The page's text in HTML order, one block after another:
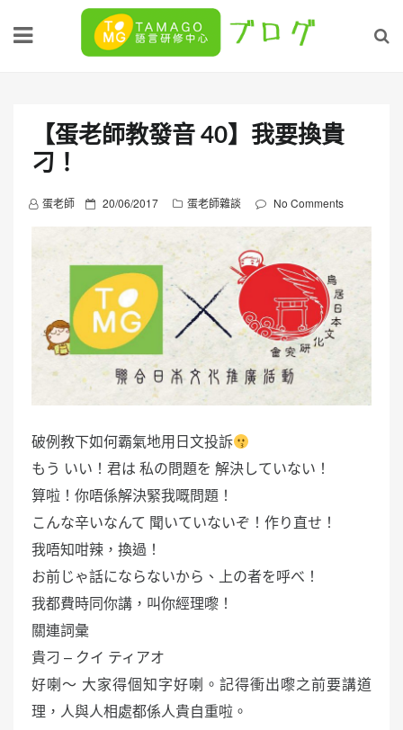
【蛋老師教發音 40】我要換貴
刁！
蛋老師
P
o
s
t
e
d
o
n
20/06/2017 蛋老師雜談 No Comments
破例教下如何霸氣地用日文投訴
もう いい！君は 私の問題を 解決していない！
算啦！你唔係解決緊我嘅問題！
こんな辛いなんて 聞いていないぞ！作り直せ！
我唔知咁辣，換過！
お前じゃ話にならないから、上の者を呼べ！
我都費時同你講，叫你經理嚟！
關連詞彙
貴刁 – クイ ティアオ
好喇～ 大家得個知字好喇。記得衝出嚟之前要講道
理，人與人相處都係人貴自重啦。